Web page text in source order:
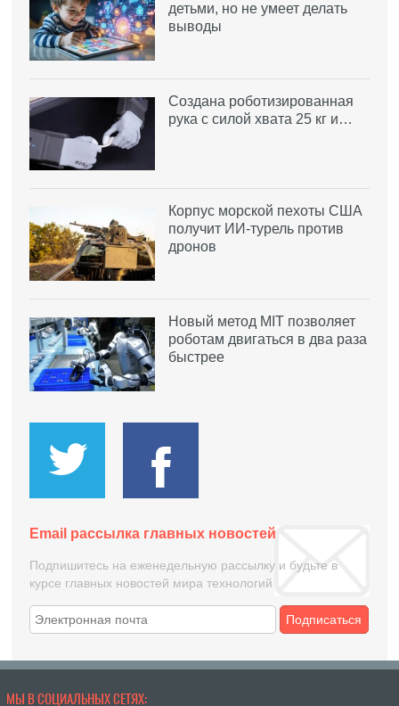
детьми, но не умеет делать
выводы
Создана роботизированная
рука с силой хвата 25 кг и…
Корпус морской пехоты США
получит ИИ-турель против
дронов
Новый метод MIT позволяет
роботам двигаться в два раза
быстрее
Email рассылка главных новостей
Подпишитесь на еженедельную рассылку и будьте в
курсе главных новостей мира технологий
Подписаться
МЫ В СОЦИАЛЬНЫХ СЕТЯХ: